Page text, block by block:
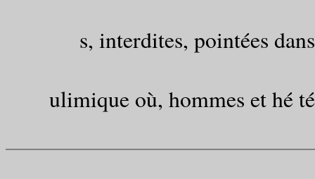
s, interdites, pointées
ulimique où, hommes et hé